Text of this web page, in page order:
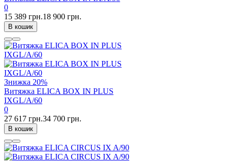
0
15 389 грн.18 900 грн.
В кошик
Знижка 20%
Витяжка ELICA BOX IN PLUS
IXGL/A/60
0
27 617 грн.34 700 грн.
В кошик